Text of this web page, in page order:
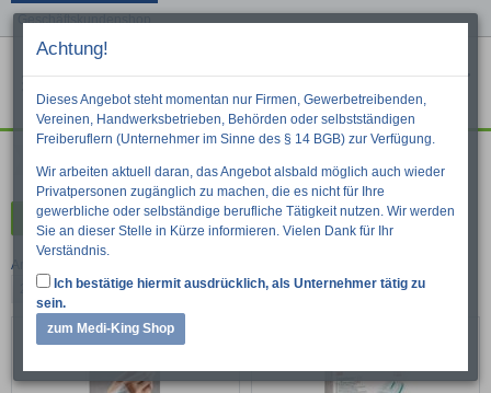
Geschäftskundenshop
Menu Suche
Kategorien
Artikel pro Seite:
48 96
Achtung!
Dieses Angebot steht momentan nur Firmen, Gewerbetreibenden,
Vereinen, Handwerksbetrieben, Behörden oder selbstständigen
Freiberuflern (Unternehmer im Sinne des § 14 BGB) zur Verfügung.
Wir arbeiten aktuell daran, das Angebot alsbald möglich auch wieder
Privatpersonen zugänglich zu machen, die es nicht für Ihre
gewerbliche oder selbständige berufliche Tätigkeit nutzen. Wir werden
Sie an dieser Stelle in Kürze informieren. Vielen Dank für Ihr
Verständnis.
Ich bestätige hiermit ausdrücklich, als Unternehmer tätig zu
sein.
zum Medi-King Shop